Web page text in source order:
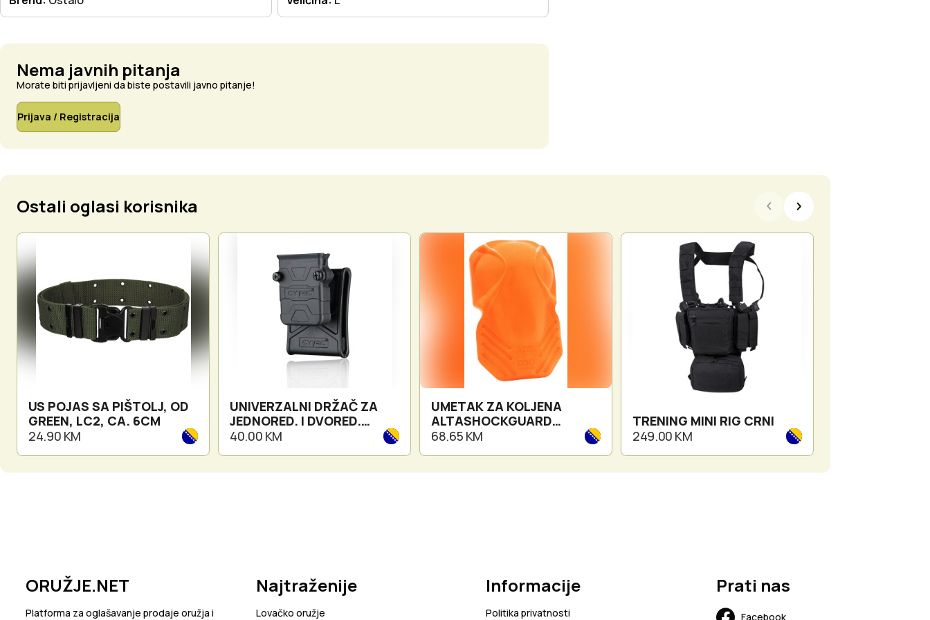
Nema javnih pitanja
Morate biti prijavljeni da biste postavili javno pitanje!
Prijava / Registracija
Ostali oglasi korisnika
US POJAS SA PIŠTOLJ, OD
GREEN, LC2, CA. 6CM
24.90 KM
UNIVERZALNI DRŽAČ ZA
JEDNORED. I DVORED.
SPREMNIK WITH BELT LOOP
40.00 KM
UMETAK ZA KOLJENA
ALTASHOCKGUARD
NARANČASTI
68.65 KM
TRENING MINI RIG CRNI
249.00 KM
ORUŽJE.NET
Platforma za oglašavanje prodaje oružja i
Najtraženije
Lovačko oružje
Informacije
Politika privatnosti
Prati nas
Facebook